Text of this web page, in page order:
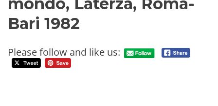
Bari 1982
Please follow and like us: